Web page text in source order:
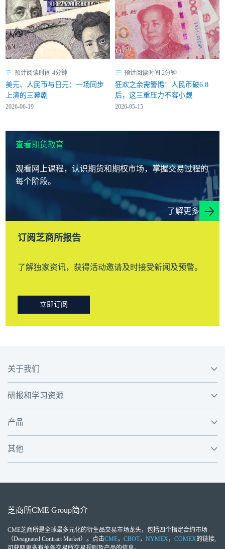
预计阅读时间 4分钟
美元、人民币与日元：一场同步
上演的三幕剧
2026-06-19
预计阅读时间 2分钟
狂欢之余需警惕！人民币破6.8
后，这三重压力不容小觑
2026-05-15
查看期货教育
观看网上课程，认识期货和期权市场，掌握交易过程的
每个阶段。
了解更多
订阅芝商所报告
了解独家资讯，获得活动邀请及时接受新闻及预警。
立即订阅
关于我们
研报和学习资源
产品
其他
芝商所CME Group简介
CME芝商所是全球最多元化的衍生品交易市场龙头，包括四个指定合约市场
（Designated Contract Market）。点击CME， CBOT， NYMEX， COMEX的链接,